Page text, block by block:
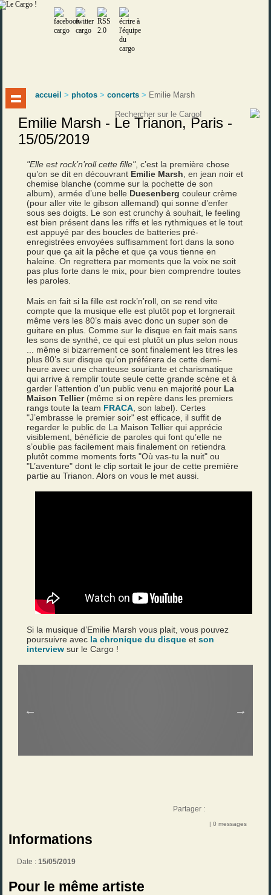
accueil >photos >concerts > Emilie Marsh
Emilie Marsh - Le Trianon, Paris -
15/05/2019
"Elle est rock’n’roll cette fille", c’est la première chose
qu’on se dit en découvrant Emilie Marsh , en jean noir et
chemise blanche (comme sur la pochette de son
album), armée d’une belle Duesenbergcouleur crème
(pour aller vite le gibson allemand) qui sonne d’enfer
sous ses doigts. Le son est crunchy à souhait, le feeling
est bien présent dans les riffs et les rythmiques et le tout
est appuyé par des boucles de batteries pré-
enregistrées envoyées suffisamment fort dans la sono
pour que ça ait la pêche et que ça vous tienne en
haleine. On regrettera par moments que la voix ne soit
pas plus forte dans le mix, pour bien comprendre toutes
les paroles.
Mais en fait si la fille est rock’n’roll, on se rend vite
compte que la musique elle est plutôt pop et lorgnerait
même vers les 80’s mais avec donc un super son de
guitare en plus. Comme sur le disque en fait mais sans
les sons de synthé, ce qui est plutôt un plus selon nous
... même si bizarrement ce sont finalement les titres les
plus 80’s sur disque qu’on préférera de cette demi-
heure avec une chanteuse souriante et charismatique
qui arrive à remplir toute seule cette grande scène et à
garder l’attention d’un public venu en majorité pour La
Maison Tellier(même si on repère dans les premiers
rangs toute la team FRACA , son label). Certes
"J’embrasse le premier soir" est efficace, il suffit de
regarder le public de La Maison Tellier qui apprécie
visiblement, bénéficie de paroles qui font qu’elle ne
s’oublie pas facilement mais finalement on retiendra
plutôt comme moments forts "Où vas-tu la nuit" ou
"L’aventure" dont le clip sortait le jour de cette première
partie au Trianon. Alors on vous le met aussi.
Si la musique d’Emilie Marsh vous plait, vous pouvez
poursuivre avec la chronique du disque etson
interview sur le Cargo !
Partager :
| 0 messages
Informations
Date :15/05/2019
Pour le même artiste